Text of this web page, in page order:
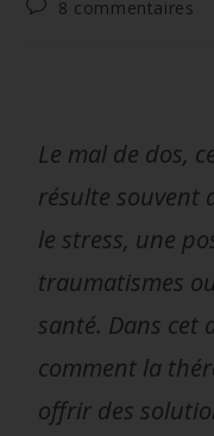
8 commentaires
Le mal de dos,
résulte souvent
le stress, une
traumatismes
santé. Dans cet
comment la
offrir des